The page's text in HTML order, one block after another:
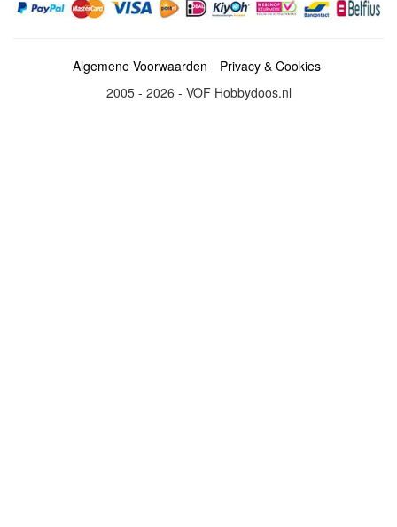
Algemene Voorwaarden
Privacy & Cookies
2005 - 2026 - VOF Hobbydoos.nl